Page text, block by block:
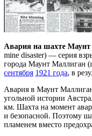
Авария на шахте
mine disaster) — серия
города Маунт Маллиган
сентября 1921 года, в
Авария в Маунт
угольной истории
км. Шахта на момент
и безопасной. Поэтому
пламенем вместо